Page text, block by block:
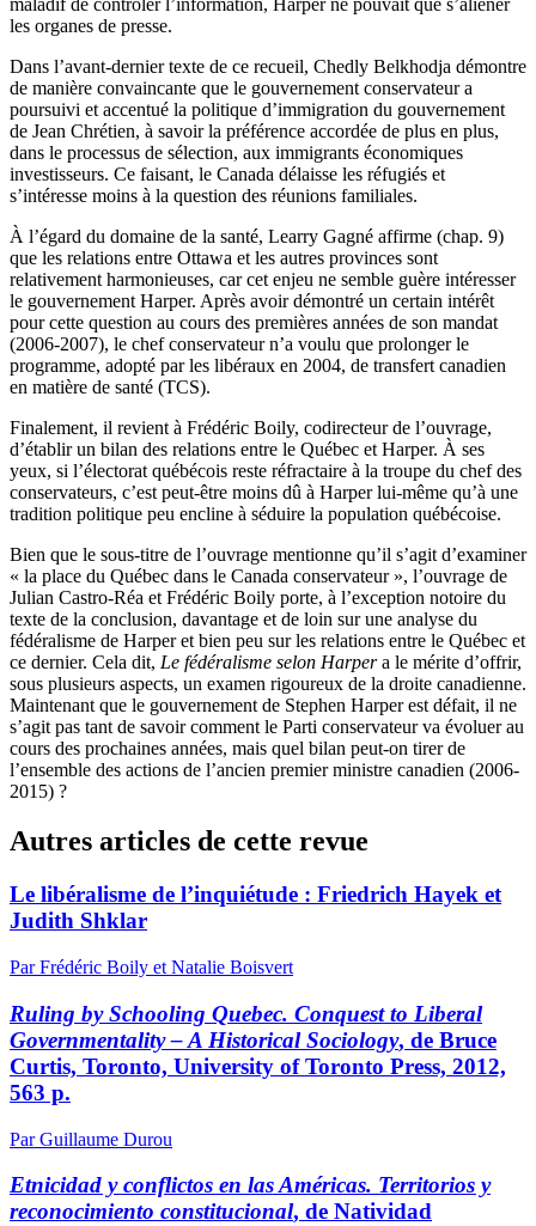
les organes de presse.
Dans l’avant-dernier texte de ce recueil, Chedly Belkhodja démontre
de manière convaincante que le gouvernement conservateur a
poursuivi et accentué la politique d’immigration du gouvernement
de Jean Chrétien, à savoir la préférence accordée de plus en plus,
dans le processus de sélection, aux immigrants économiques
investisseurs. Ce faisant, le Canada délaisse les réfugiés et
s’intéresse moins à la question des réunions familiales.
À l’égard du domaine de la santé, Learry Gagné affirme (chap. 9)
que les relations entre Ottawa et les autres provinces sont
relativement harmonieuses, car cet enjeu ne semble guère intéresser
le gouvernement Harper. Après avoir démontré un certain intérêt
pour cette question au cours des premières années de son mandat
(2006-2007), le chef conservateur n’a voulu que prolonger le
programme, adopté par les libéraux en 2004, de transfert canadien
en matière de santé (TCS).
Finalement, il revient à Frédéric Boily, codirecteur de l’ouvrage,
d’établir un bilan des relations entre le Québec et Harper. À ses
yeux, si l’électorat québécois reste réfractaire à la troupe du chef des
conservateurs, c’est peut-être moins dû à Harper lui-même qu’à une
tradition politique peu encline à séduire la population québécoise.
Bien que le sous-titre de l’ouvrage mentionne qu’il s’agit d’examiner
« la place du Québec dans le Canada conservateur », l’ouvrage de
Julian Castro-Réa et Frédéric Boily porte, à l’exception notoire du
texte de la conclusion, davantage et de loin sur une analyse du
fédéralisme de Harper et bien peu sur les relations entre le Québec et
ce dernier. Cela dit, Le fédéralisme selon Harpera le mérite d’offrir,
sous plusieurs aspects, un examen rigoureux de la droite canadienne.
Maintenant que le gouvernement de Stephen Harper est défait, il ne
s’agit pas tant de savoir comment le Parti conservateur va évoluer au
cours des prochaines années, mais quel bilan peut-on tirer de
l’ensemble des actions de l’ancien premier ministre canadien (2006-
2015) ?
Autres articles de cette revue
Le libéralisme de l’inquiétude : Friedrich Hayek et
Judith Shklar
Par Frédéric Boily et Natalie Boisvert
Ruling by Schooling Quebec. Conquest to Liberal
Governmentality – A Historical Sociology, de Bruce
Curtis, Toronto, University of Toronto Press, 2012,
563 p.
Par Guillaume Durou
Etnicidad y conflictos en las Américas. Territorios y
reconocimiento constitucional, de Natividad